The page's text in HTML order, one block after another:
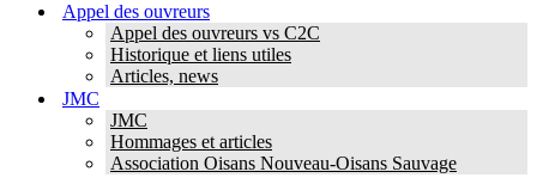
Appel des ouvreurs
Appel des ouvreurs vs C2C
Historique et liens utiles
Articles, news
JMC
JMC
Hommages et articles
Association Oisans Nouveau-Oisans Sauvage